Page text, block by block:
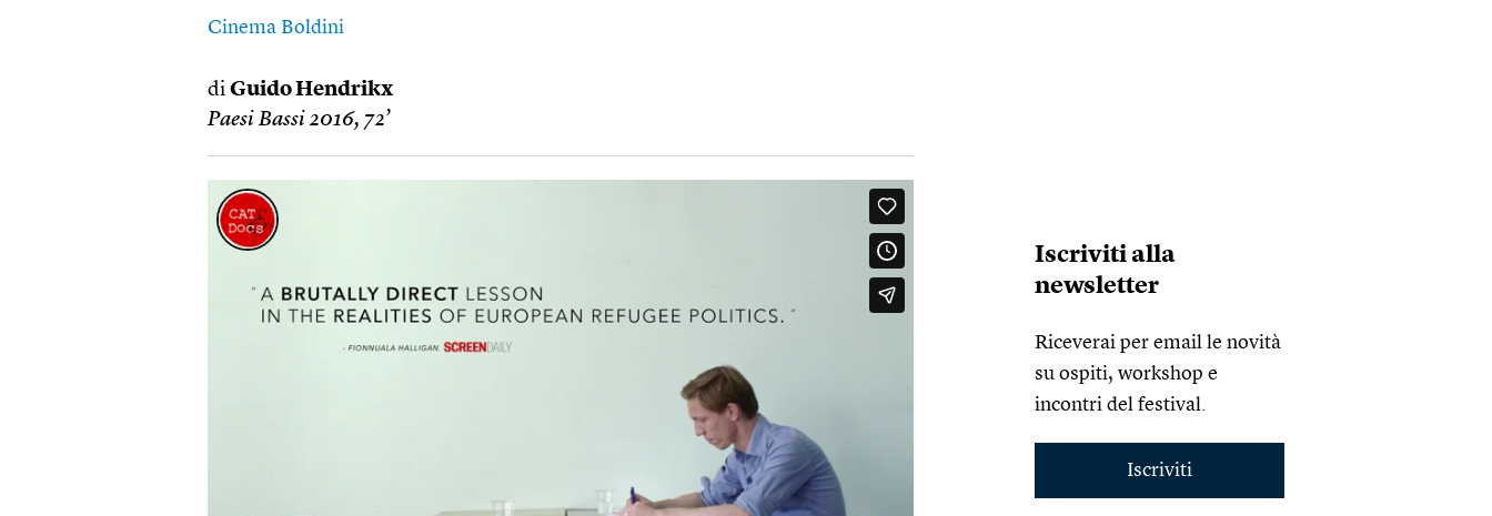
Cinema Boldini
di Guido Hendrikx
Paesi Bassi 2016, 72’
Iscriviti alla
newsletter
Riceverai per email le novità
su ospiti, workshop e
incontri del festival.
Iscriviti